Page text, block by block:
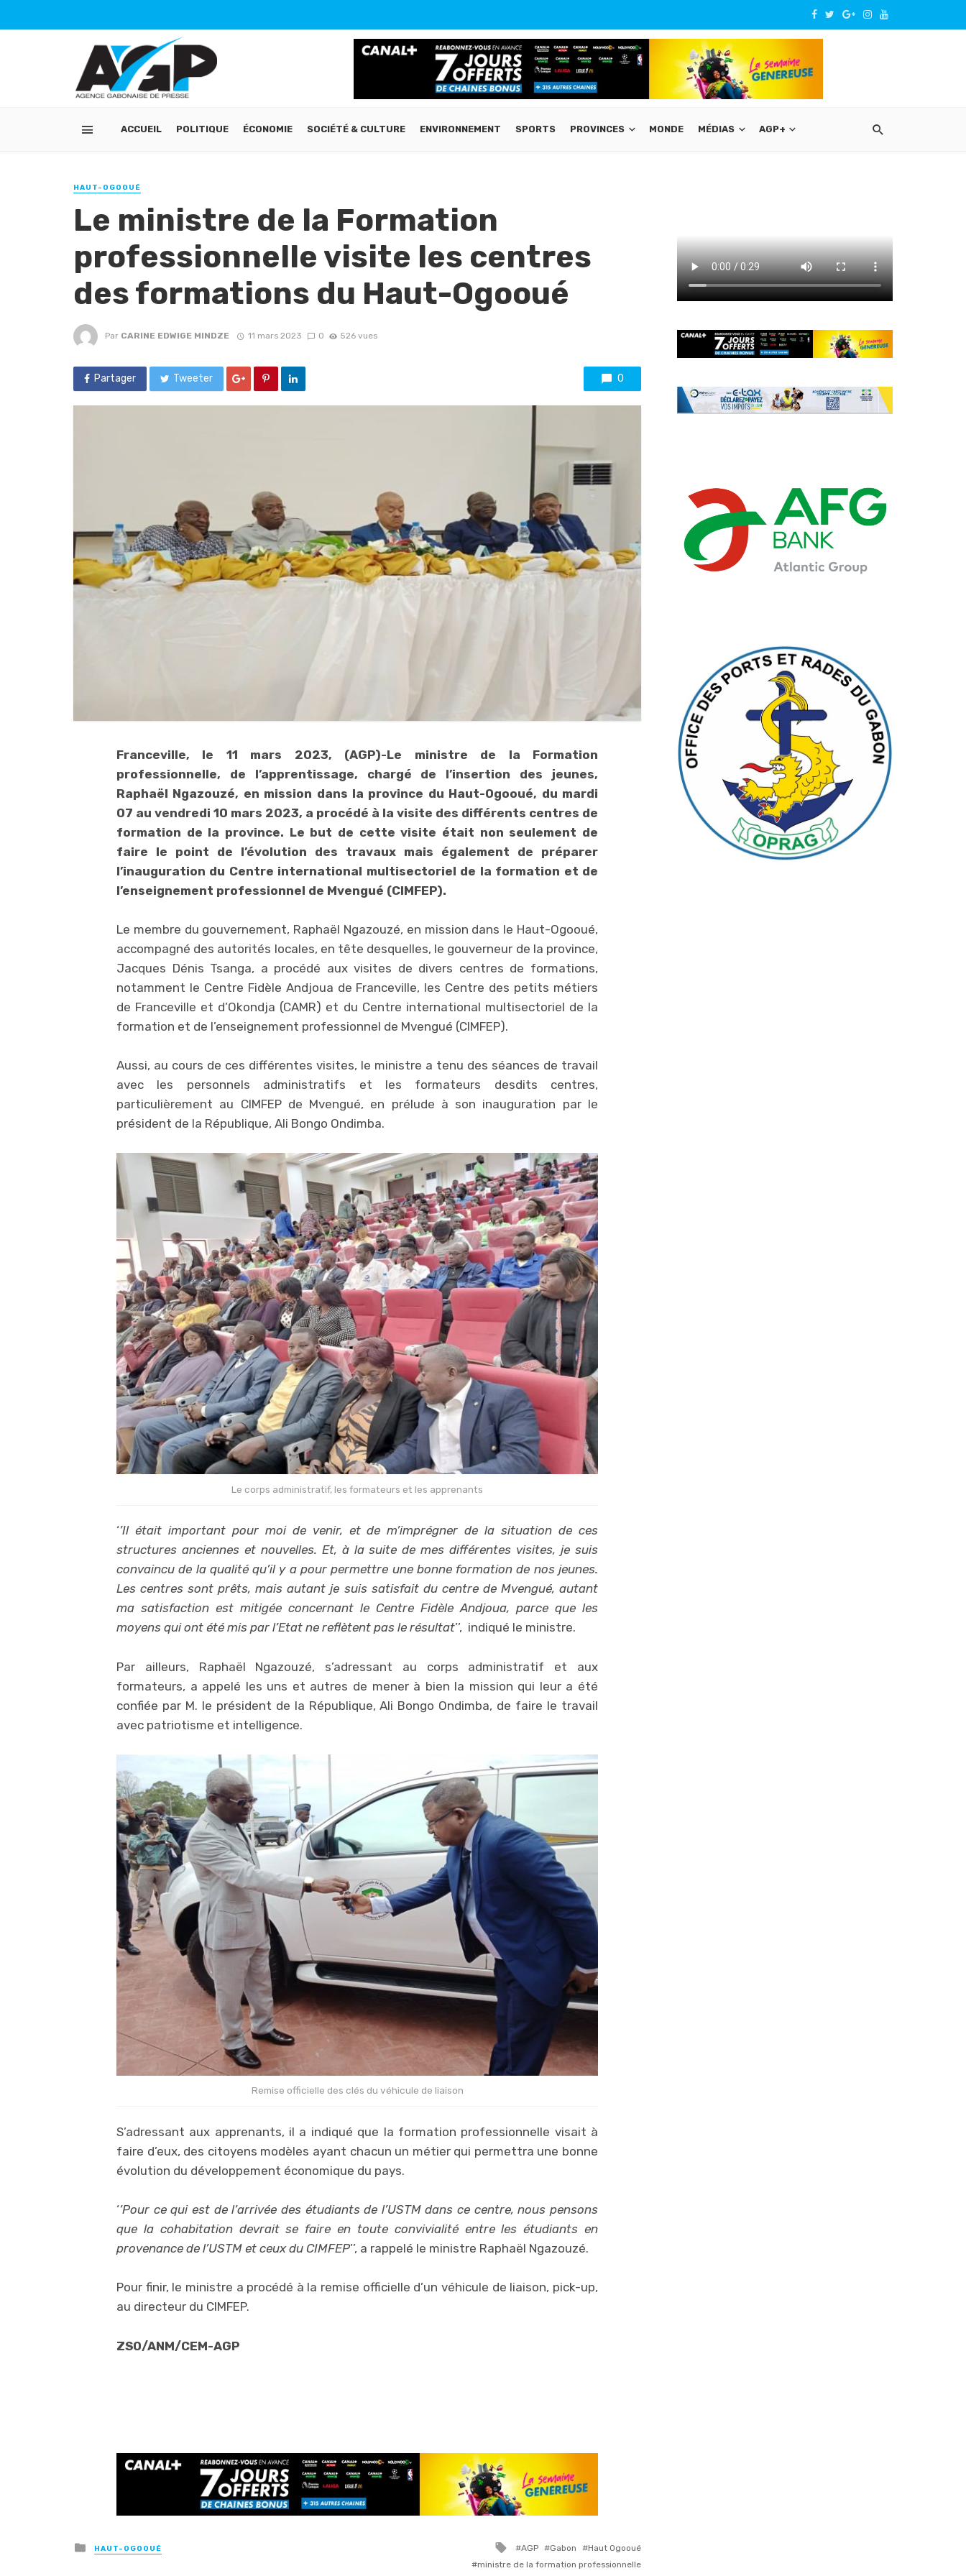
ACCUEIL POLITIQUE ÉCONOMIE SOCIÉTÉ & CULTURE ENVIRONNEMENT SPORTS PROVINCES MONDE MÉDIAS AGP+
HAUT-OGOOUÉ
Le ministre de la Formation
professionnelle visite les centres
des formations du Haut-Ogooué
Par CARINE EDWIGE MINDZE 11 mars 2023 0 526 vues
Partager Tweeter 0
Franceville, le 11 mars 2023, (AGP)-Le ministre de la Formation
professionnelle, de l’apprentissage, chargé de l’insertion des jeunes,
Raphaël Ngazouzé, en mission dans la province du Haut-Ogooué, du mardi
07 au vendredi 10 mars 2023, a procédé à la visite des différents centres de
formation de la province. Le but de cette visite était non seulement de
faire le point de l’évolution des travaux mais également de préparer
l’inauguration du Centre international multisectoriel de la formation et de
l’enseignement professionnel de Mvengué (CIMFEP).
Le membre du gouvernement, Raphaël Ngazouzé, en mission dans le Haut-Ogooué,
accompagné des autorités locales, en tête desquelles, le gouverneur de la province,
Jacques Dénis Tsanga, a procédé aux visites de divers centres de formations,
notamment le Centre Fidèle Andjoua de Franceville, les Centre des petits métiers
de Franceville et d’Okondja (CAMR) et du Centre international multisectoriel de la
formation et de l’enseignement professionnel de Mvengué (CIMFEP).
Aussi, au cours de ces différentes visites, le ministre a tenu des séances de travail
avec les personnels administratifs et les formateurs desdits centres,
particulièrement au CIMFEP de Mvengué, en prélude à son inauguration par le
président de la République, Ali Bongo Ondimba.
Le corps administratif, les formateurs et les apprenants
‘’Il était important pour moi de venir, et de m’imprégner de la situation de ces
structures anciennes et nouvelles. Et, à la suite de mes différentes visites, je suis
convaincu de la qualité qu’il y a pour permettre une bonne formation de nos jeunes.
Les centres sont prêts, mais autant je suis satisfait du centre de Mvengué, autant
ma satisfaction est mitigée concernant le Centre Fidèle Andjoua, parce que les
moyens qui ont été mis par l’Etat ne reflètent pas le résultat’’, indiqué le ministre.
Par ailleurs, Raphaël Ngazouzé, s’adressant au corps administratif et aux
formateurs, a appelé les uns et autres de mener à bien la mission qui leur a été
confiée par M. le président de la République, Ali Bongo Ondimba, de faire le travail
avec patriotisme et intelligence.
Remise officielle des clés du véhicule de liaison
S’adressant aux apprenants, il a indiqué que la formation professionnelle visait à
faire d’eux, des citoyens modèles ayant chacun un métier qui permettra une bonne
évolution du développement économique du pays.
‘’Pour ce qui est de l’arrivée des étudiants de l’USTM dans ce centre, nous pensons
que la cohabitation devrait se faire en toute convivialité entre les étudiants en
provenance de l’USTM et ceux du CIMFEP’’, a rappelé le ministre Raphaël Ngazouzé.
Pour finir, le ministre a procédé à la remise officielle d’un véhicule de liaison, pick-up,
au directeur du CIMFEP.
ZSO/ANM/CEM-AGP
Posted
in
HAUT-OGOOUÉ
Tagged
with
AGP Gabon
Haut Ogooué
ministre de la formation professionnelle